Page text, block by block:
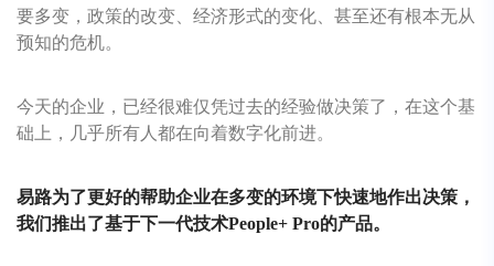
要多变，政策的改变、经济形式的变化、甚至还有根本无从
预知的危机。
今天的企业，已经很难仅凭过去的经验做决策了，在这个基
础上，几乎所有人都在向着数字化前进。
易路为了更好的帮助企业在多变的环境下快速地作出决策，
我们推出了基于下一代技术People+ Pro的产品。